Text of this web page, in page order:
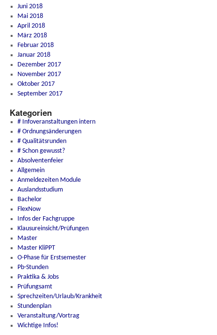
Juni 2018
Mai 2018
April 2018
März 2018
Februar 2018
Januar 2018
Dezember 2017
November 2017
Oktober 2017
September 2017
Kategorien
# Infoveranstaltungen intern
# Ordnungsänderungen
# Qualitätsrunden
# Schon gewusst?
Absolventenfeier
Allgemein
Anmeldezeiten Module
Auslandsstudium
Bachelor
FlexNow
Infos der Fachgruppe
Klausureinsicht/Prüfungen
Master
Master KliPPT
O-Phase für Erstsemester
Pb-Stunden
Praktika & Jobs
Prüfungsamt
Sprechzeiten/Urlaub/Krankheit
Stundenplan
Veranstaltung/Vortrag
Wichtige Infos!